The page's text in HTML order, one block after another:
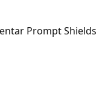
Prompt Shields